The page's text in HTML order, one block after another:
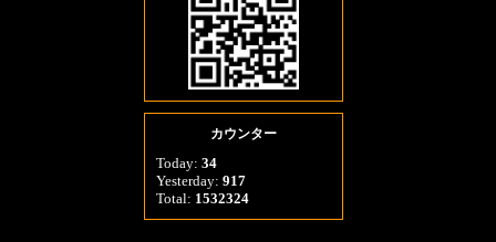
カウンター
Today: 34
Yesterday: 917
Total: 1532324